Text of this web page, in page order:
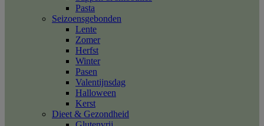
Pasta
Seizoensgebonden
Lente
Zomer
Herfst
Winter
Pasen
Valentijnsdag
Halloween
Kerst
Dieet & Gezondheid